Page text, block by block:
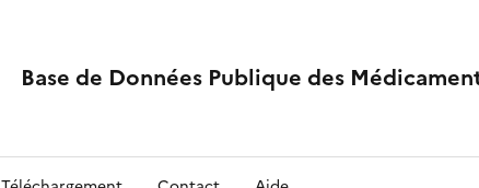
Base de Données Publique des